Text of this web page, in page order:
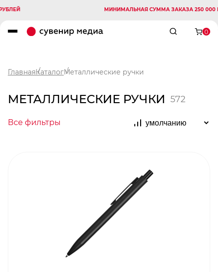
МИНИМАЛЬНАЯ СУММА ЗАКАЗА 250 000 РУБЛЕЙ
0
ГлавнаяКаталогМеталлические ручки
МЕТАЛЛИЧЕСКИЕ РУЧКИ 572
Все фильтры